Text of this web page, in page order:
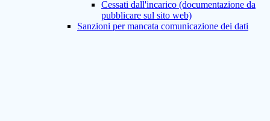
Cessati dall'incarico (documentazione da
pubblicare sul sito web)
Sanzioni per mancata comunicazione dei dati